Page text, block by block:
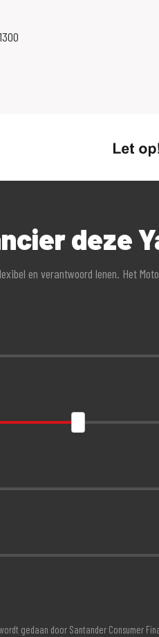
deze
en verantwoord lenen. Het
gedaan door Santander Consumer